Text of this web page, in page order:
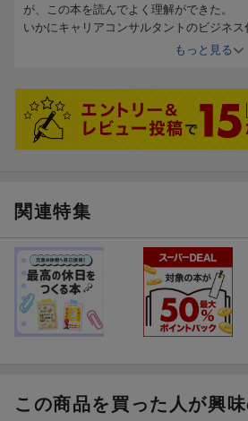
が、この本を読んでよく理解ができた。
いかにキャリアコンサルタントのビジネ
ジネス」「企業向け」に分かりやすく具体
政、学校、企業などの環境に働きかけを
ことも書かれている。
これからコロナの影響で、雇用問題など
キャリアコンサルタントのあることが分か
キャリアコンサルタントには、限りない可
元営業マンが実践的にキャリコンの仕事を
キャリアコンサルタントを生業したい人、
には必見の書である。
SDGsも意識されディーセントワークとし
ントの解説書として良書だと思う。
もっと見る
関連特集
この商品を買った人が興